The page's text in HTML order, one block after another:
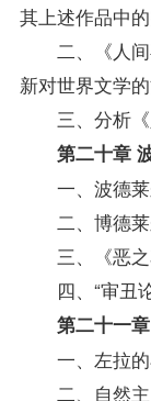
其上述作品中的
二、《人间
新对世界文学
三、分析《
第二十章
一、波德莱
二、博德莱
三、《恶之
四、“审丑论”
第二十一
一、左拉的
二、自然主